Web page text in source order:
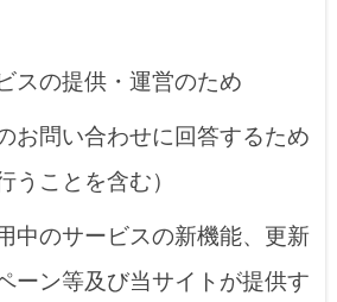
スの提供・運営のため
お問い合わせに回答するため
うことを含む）
中のサービスの新機能、更新
ーン等及び当サイトが提供す